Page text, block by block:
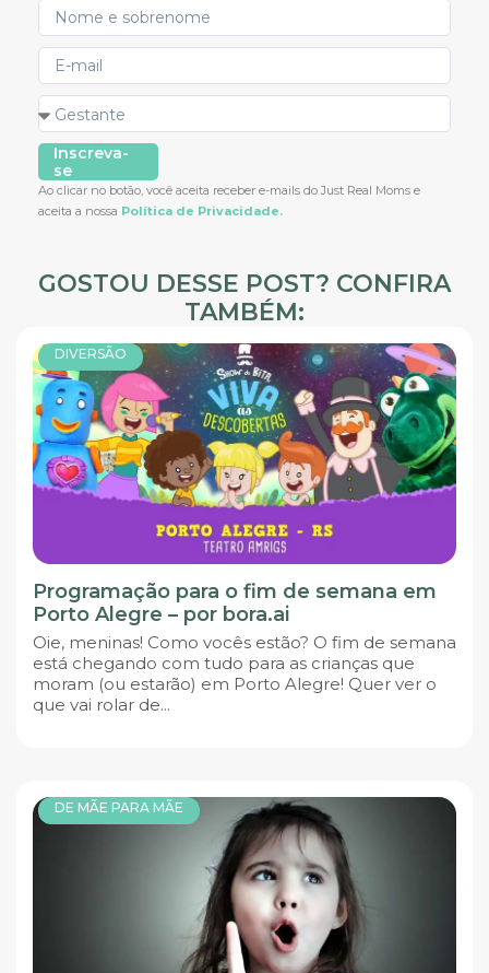
Inscreva-
se
Ao clicar no botão, você aceita receber e-mails do Just Real Moms e
aceita a nossa Política de Privacidade.
GOSTOU DESSE POST? CONFIRA
TAMBÉM:
DIVERSÃO
Programação para o fim de semana em
Porto Alegre – por bora.ai
Oie, meninas! Como vocês estão? O fim de semana
está chegando com tudo para as crianças que
moram (ou estarão) em Porto Alegre! Quer ver o
que vai rolar de...
DE MÃE PARA MÃE